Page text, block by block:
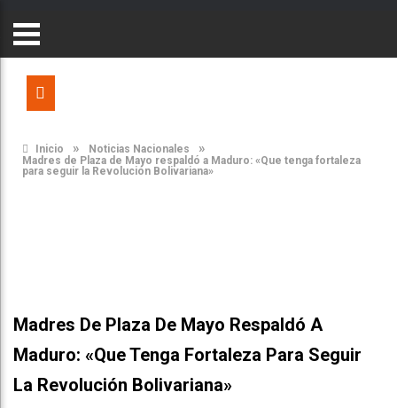
Inicio » Noticias Nacionales »
Madres de Plaza de Mayo respaldó a Maduro: «Que tenga fortaleza
para seguir la Revolución Bolivariana»
Madres De Plaza De Mayo Respaldó A
Maduro: «Que Tenga Fortaleza Para Seguir
La Revolución Bolivariana»